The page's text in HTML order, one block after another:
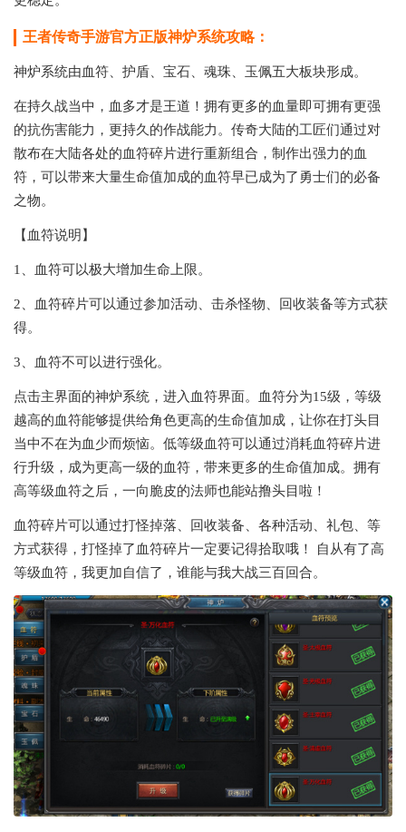
王者传奇手游官方正版神炉系统攻略：
神炉系统由血符、护盾、宝石、魂珠、玉佩五大板块形成。
在持久战当中，血多才是王道！拥有更多的血量即可拥有更强
的抗伤害能力，更持久的作战能力。传奇大陆的工匠们通过对
散布在大陆各处的血符碎片进行重新组合，制作出强力的血
符，可以带来大量生命值加成的血符早已成为了勇士们的必备
之物。
【血符说明】
1、血符可以极大增加生命上限。
2、血符碎片可以通过参加活动、击杀怪物、回收装备等方式获
得。
3、血符不可以进行强化。
点击主界面的神炉系统，进入血符界面。血符分为15级，等级
越高的血符能够提供给角色更高的生命值加成，让你在打头目
当中不在为血少而烦恼。低等级血符可以通过消耗血符碎片进
行升级，成为更高一级的血符，带来更多的生命值加成。拥有
高等级血符之后，一向脆皮的法师也能站撸头目啦！
血符碎片可以通过打怪掉落、回收装备、各种活动、礼包、等
方式获得，打怪掉了血符碎片一定要记得拾取哦！ 自从有了高
等级血符，我更加自信了，谁能与我大战三百回合。